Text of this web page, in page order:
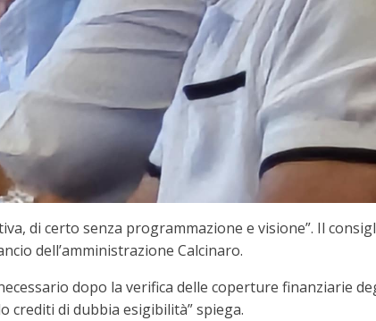
di certo senza programmazione e visione”. Il
dell’amministrazione Calcinaro.
dopo la verifica delle coperture finanziarie
crediti di dubbia esigibilità” spiega.